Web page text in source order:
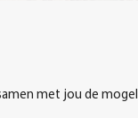
met jou de